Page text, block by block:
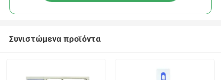
Συνιστώμενα προϊόντα